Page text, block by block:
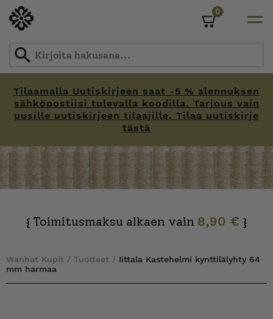
Tilaamalla Uutiskirjeen saat -5 % alennuksen
sähköpostiisi tulevalla koodilla. Tarjous vain
uusille uutiskirjeen tilaajille. Tilaa uutiskirje
tästä
0
{ Toimitusmaksu alkaen vain 8,90 € }
Wanhat Kupit / Tuotteet / Iittala Kastehelmi kynttilälyhty 64
mm harmaa